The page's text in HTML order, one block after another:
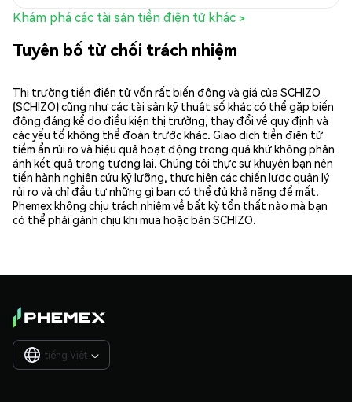
Khám phá các tài sản tiền điện tử khác >
Tuyên bố từ chối trách nhiệm
Thị trường tiền điện tử vốn rất biến động và giá của SCHIZO
(SCHIZO) cũng như các tài sản kỹ thuật số khác có thể gặp biến
động đáng kể do điều kiện thị trường, thay đổi về quy định và
các yếu tố không thể đoán trước khác. Giao dịch tiền điện tử
tiềm ẩn rủi ro và hiệu quả hoạt động trong quá khứ không phản
ánh kết quả trong tương lai. Chúng tôi thực sự khuyên bạn nên
tiến hành nghiên cứu kỹ lưỡng, thực hiện các chiến lược quản lý
rủi ro và chỉ đầu tư những gì bạn có thể đủ khả năng để mất.
Phemex không chịu trách nhiệm về bất kỳ tổn thất nào mà bạn
có thể phải gánh chịu khi mua hoặc bán SCHIZO.
tiếng Việt 